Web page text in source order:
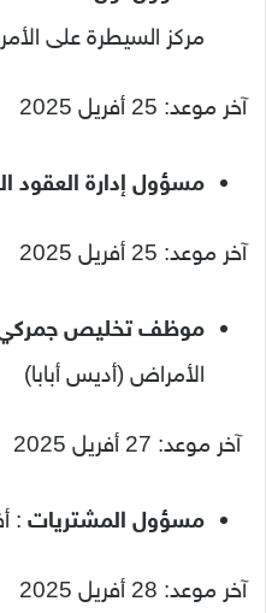
مركز السيطرة على
آخر موعد: 25 أفريل 2025
مسؤول إدارة العقود
آخر موعد: 25 أفريل 2025
موظف تخليص
الأمراض (أديس أبابا)
آخر موعد: 27 أفريل 2025
مسؤول المشتريات :
آخر موعد: 28 أفريل 2025